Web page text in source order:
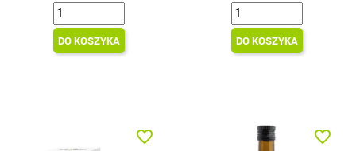
DO KOSZYKA DO KOSZYKA
favorite_border favorite_border